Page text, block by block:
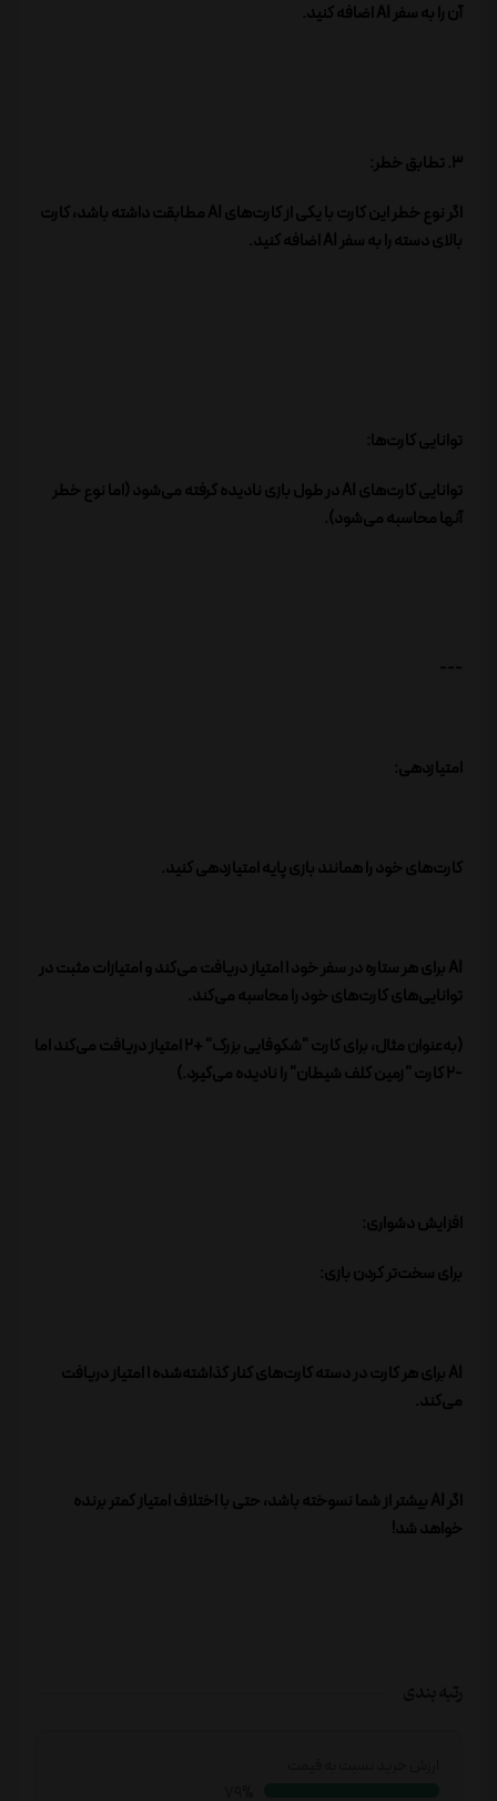
آن را به سفر AI اضافه کنید.
3. تطابق خطر:
اگر نوع خطر این کارت با یکی از کارت‌های AI مطابقت داشته باشد، کارت
بالای دسته را به سفر AI اضافه کنید.
توانایی کارت‌ها:
توانایی کارت‌های AI در طول بازی نادیده گرفته می‌شود (اما نوع خطر
آنها محاسبه می‌شود).
---
امتیازدهی:
کارت‌های خود را همانند بازی پایه امتیازدهی کنید.
AI برای هر ستاره در سفر خود 1 امتیاز دریافت می‌کند و امتیازات مثبت در
توانایی‌های کارت‌های خود را محاسبه می‌کند.
(به‌عنوان مثال، برای کارت "شکوفایی بزرگ" +2 امتیاز دریافت می‌کند اما
-2 کارت "زمین گلف شیطان" را نادیده می‌گیرد.)
افزایش دشواری:
برای سخت‌تر کردن بازی:
AI برای هر کارت در دسته کارت‌های کنار گذاشته‌شده 1 امتیاز دریافت
می‌کند.
اگر AI بیشتر از شما نسوخته باشد، حتی با اختلاف امتیاز کمتر برنده
خواهد شد!